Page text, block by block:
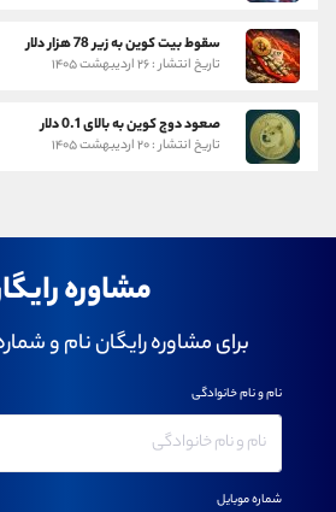
سقوط بیت کوین به زیر 78 هزار دلار
تاریخ انتشار : ۲۶ اردیبهشت ۱۴۰۵
صعود دوج کوین به بالای 0.1 دلار
تاریخ انتشار : ۲۰ اردیبهشت ۱۴۰۵
مشاوره
برای مشاوره رایگان نام و
نام و نام خانوادگی
شماره موبایل